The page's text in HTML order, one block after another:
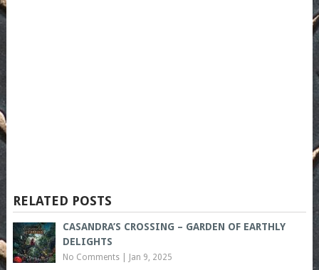
RELATED POSTS
CASANDRA’S CROSSING – GARDEN OF EARTHLY
DELIGHTS
No Comments| Jan 9, 2025